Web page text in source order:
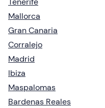
Mallorca
Gran Canaria
Corralejo
Madrid
Ibiza
Maspalomas
Bardenas Reales